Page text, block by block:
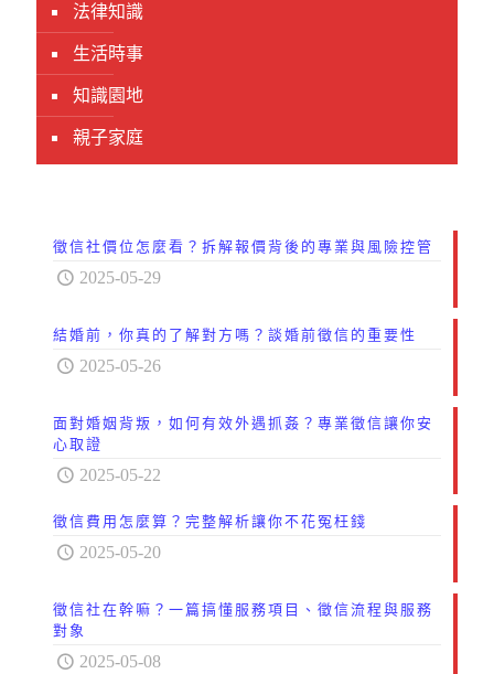
法律知識
生活時事
知識園地
親子家庭
徵信社價位怎麼看？拆解報價背後的專業與風險控管
2025-05-29
結婚前，你真的了解對方嗎？談婚前徵信的重要性
2025-05-26
面對婚姻背叛，如何有效外遇抓姦？專業徵信讓你安
心取證
2025-05-22
徵信費用怎麼算？完整解析讓你不花冤枉錢
2025-05-20
徵信社在幹嘛？一篇搞懂服務項目、徵信流程與服務
對象
2025-05-08